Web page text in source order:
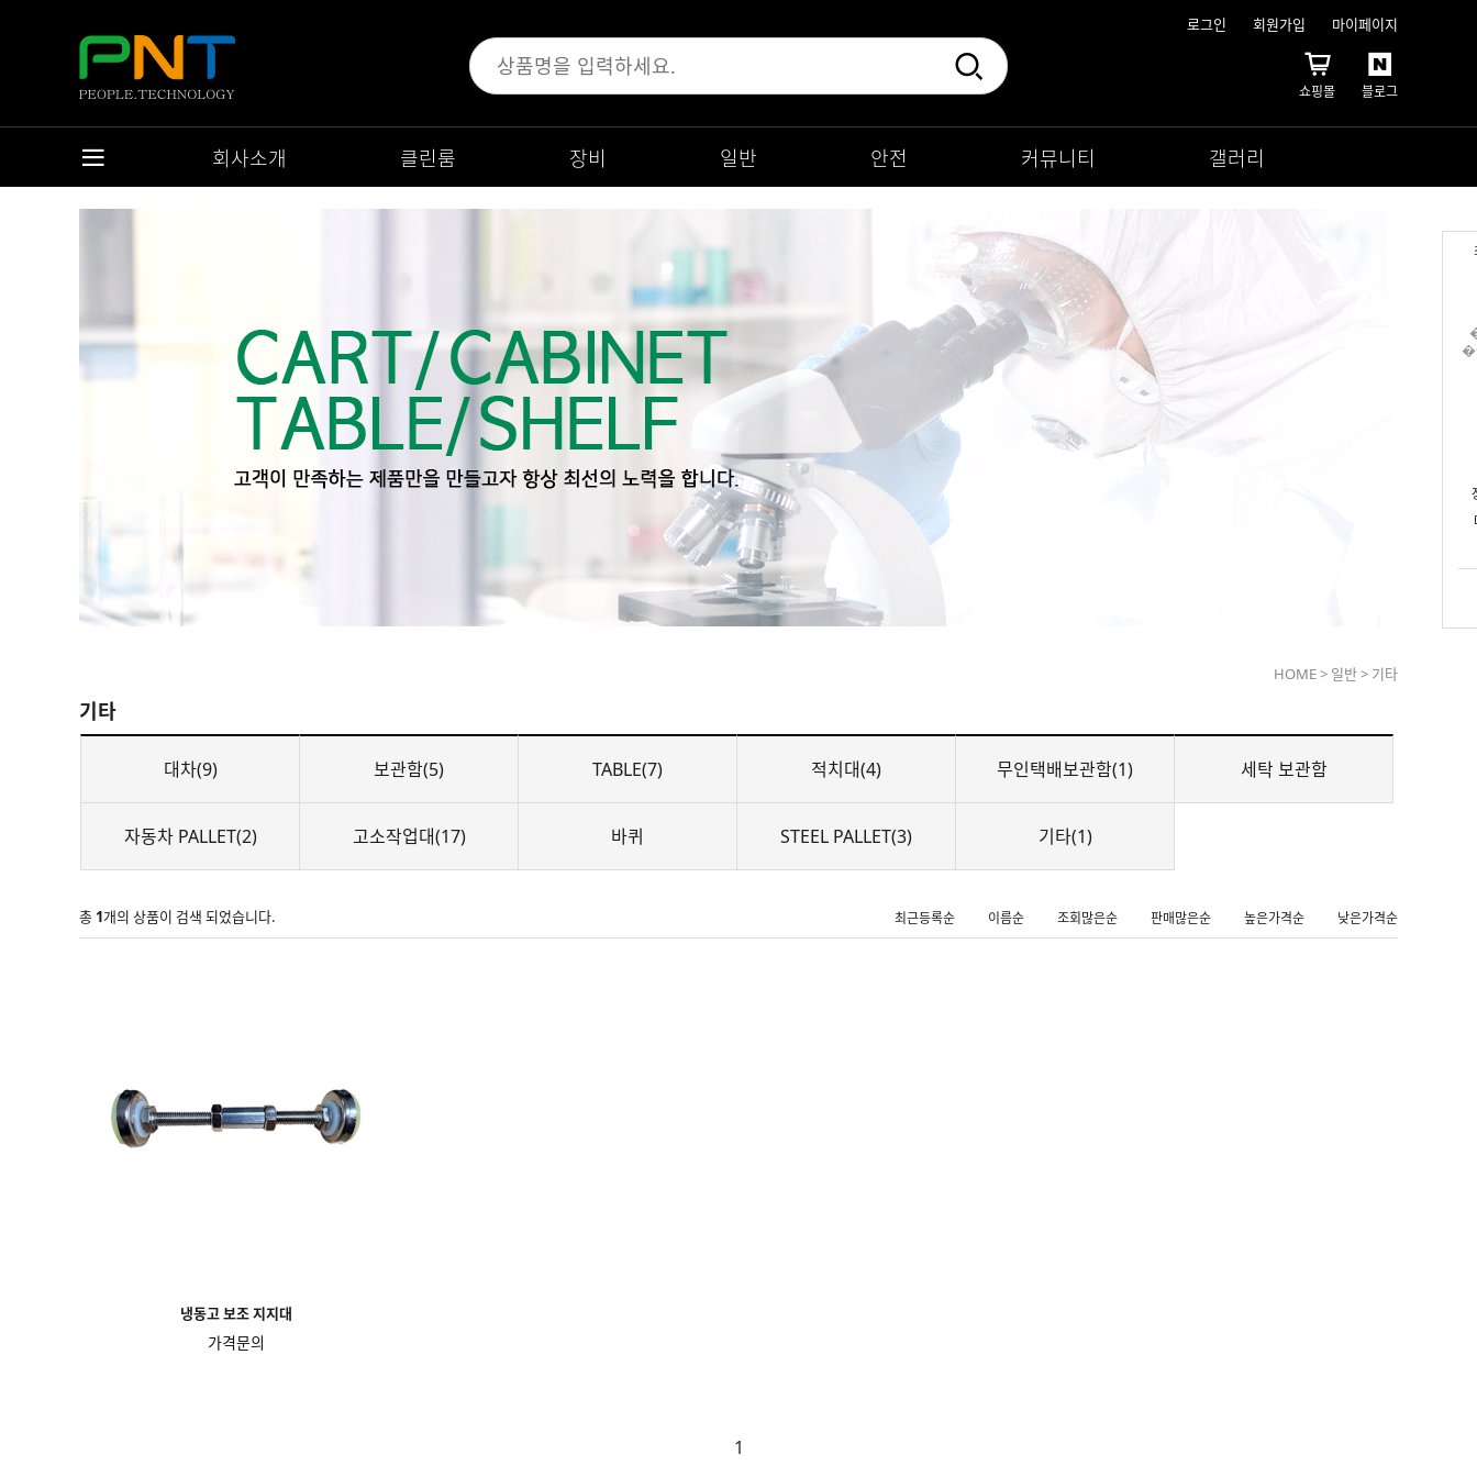
�
로그인 회원가입 마이페이지
쇼핑몰 블로그
회사소개 클린룸 장비 일반 안전 커뮤니티 갤러리
HOME> 일반> 기타
기타
대차(9) 보관함(5) TABLE(7) 적치대(4) 무인택배보관함(1) 세탁 보관함
자동차 PALLET(2) 고소작업대(17) 바퀴 STEEL PALLET(3) 기타(1)
총 1개의 상품이 검색 되었습니다. 최근등록순 이름순 조회많은순 판매많은순 높은가격순 낮은가격순
냉동고 보조 지지대
가격문의
1